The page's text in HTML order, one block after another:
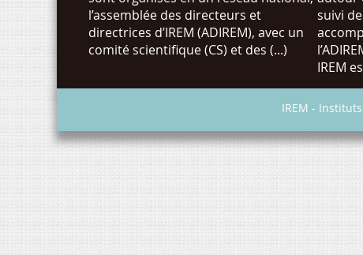
l’assemblée des directeurs et
directrices d’IREM (ADIREM), avec un
comité scientifique (CS) et des (...)
suivi
IREM
IREM -